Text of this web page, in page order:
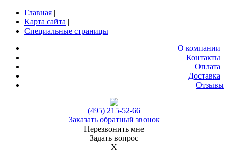
Главная |
Карта сайта |
Специальные страницы
О компании |
Контакты |
Оплата |
Доставка |
Отзывы
(495) 215-52-66
Заказать обратный звонок
Перезвонить мне
Задать вопрос
X